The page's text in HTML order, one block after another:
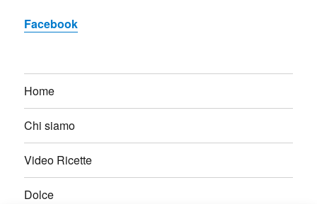
Facebook
Home
Chi siamo
Video Ricette
Dolce